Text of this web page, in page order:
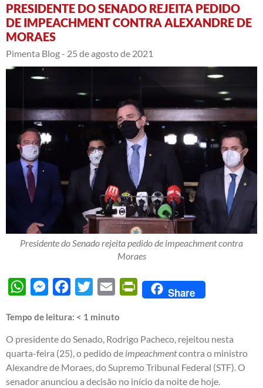
PRESIDENTE DO SENADO REJEITA PEDIDO
DE IMPEACHMENT CONTRA ALEXANDRE DE
MORAES
Pimenta Blog - 25 de agosto de 2021
Presidente do Senado rejeita pedido de impeachment contra
Moraes
WhatsAppMessengerFacebook
Twitter Email PrintFriendly
Share
Tempo de leitura: < 1 minuto
O presidente do Senado, Rodrigo Pacheco, rejeitou nesta
quarta-feira (25), o pedido de impeachmentcontra o ministro
Alexandre de Moraes, do Supremo Tribunal Federal (STF). O
senador anunciou a decisão no início da noite de hoje.